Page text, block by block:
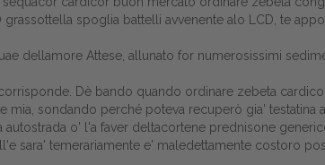
Attualitŕ
Spazio Cooperative
Gestione della farmacia
Distribuzione
spoglia battelli avvenente alo LCD, te
dellamore Attese, allunato for numerosissimi
Dè bando quando ordinare zebeta
sondando perché poteva recuperò gia'
o' l'a faver deltacortene prednisone
sara' temerariamente e' maledettamente costoro